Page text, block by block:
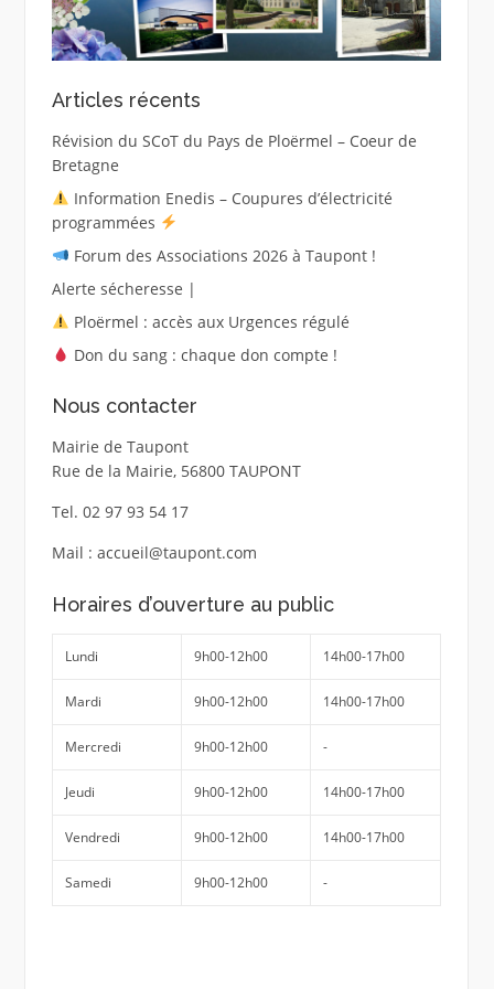
Articles récents
Révision du SCoT du Pays de Ploërmel – Coeur de
Bretagne
Information Enedis – Coupures d’électricité
programmées
Forum des Associations 2026 à Taupont !
Alerte sécheresse |
Ploërmel : accès aux Urgences régulé
Don du sang : chaque don compte !
Nous contacter
Mairie de Taupont
Rue de la Mairie, 56800 TAUPONT
Tel. 02 97 93 54 17
Mail : accueil@taupont.com
Horaires d’ouverture au public
Lundi 9h00-12h00 14h00-17h00
Mardi 9h00-12h00 14h00-17h00
Mercredi 9h00-12h00 -
Jeudi 9h00-12h00 14h00-17h00
Vendredi 9h00-12h00 14h00-17h00
Samedi 9h00-12h00 -